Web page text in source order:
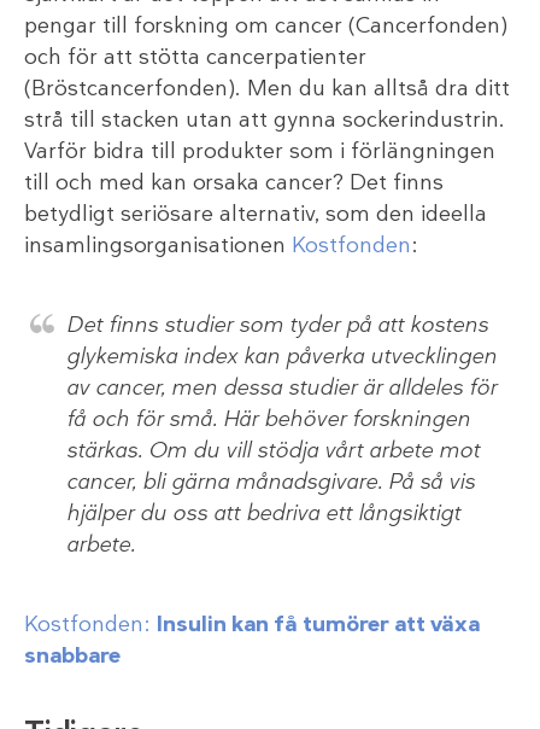
pengar till forskning om cancer (Cancerfonden)
och för att stötta cancerpatienter
(Bröstcancerfonden). Men du kan alltså dra ditt
strå till stacken utan att gynna sockerindustrin.
Varför bidra till produkter som i förlängningen
till och med kan orsaka cancer? Det finns
betydligt seriösare alternativ, som den ideella
insamlingsorganisationen Kostfonden:
Det finns studier som tyder på att kostens
glykemiska index kan påverka utvecklingen
av cancer, men dessa studier är alldeles för
få och för små. Här behöver forskningen
stärkas. Om du vill stödja vårt arbete mot
cancer, bli gärna månadsgivare. På så vis
hjälper du oss att bedriva ett långsiktigt
arbete.
Kostfonden: Insulin kan få tumörer att växa
snabbare